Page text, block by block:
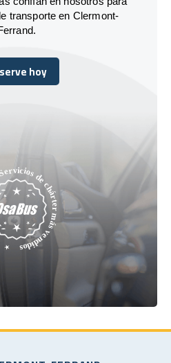
transporte en Clermont-
hoy
hoy